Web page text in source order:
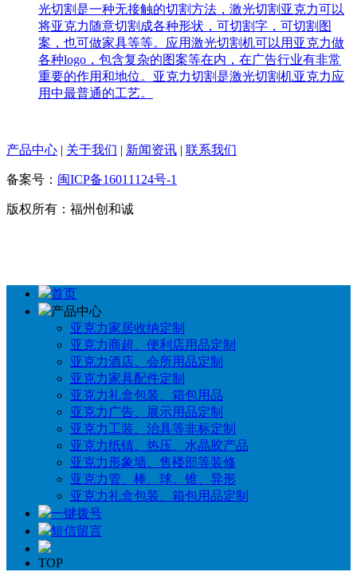
光切割是一种无接触的切割方法，激光切割亚克力可以
将亚克力随意切割成各种形状，可切割字，可切割图
案，也可做家具等等。应用激光切割机可以用亚克力做
各种logo，包含复杂的图案等在内，在广告行业有非常
重要的作用和地位。亚克力切割是激光切割机亚克力应
用中最普通的工艺。
产品中心 | 关于我们 | 新闻资讯 | 联系我们
备案号： 闽ICP备16011124号-1
版权所有：福州创和诚
首页
产品中心
亚克力家居收纳定制
亚克力商超、便利店用品定制
亚克力酒店、会所用品定制
亚克力家具配件定制
亚克力礼盒包装、箱包用品
亚克力广告、展示用品定制
亚克力工装、治具等非标定制
亚克力纸镇、热压、水晶胶产品
亚克力形象墙、售楼部等装修
亚克力管、棒、球、锥、异形
亚克力礼盒包装、箱包用品定制
一键拨号
短信留言
TOP